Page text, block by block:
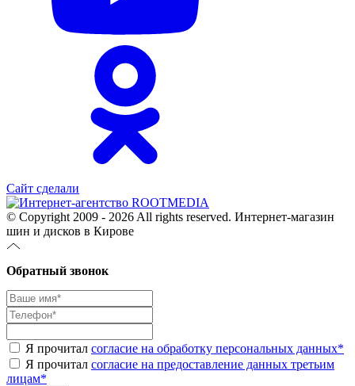
Сайт сделали
© Copyright 2009 - 2026 All rights reserved. Интернет-магазин
шин и дисков в Кирове
Обратный звонок
Я прочитал согласие на обработку персональных данных*
Я прочитал согласие на предоставление данных третьим
лицам*